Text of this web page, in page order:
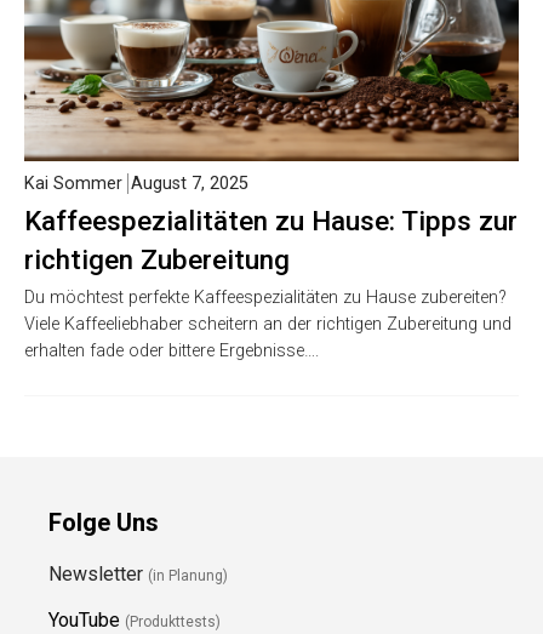
Kaffeespezialitäten zu Hause: Tipps zur
richtigen Zubereitung
Kai Sommer August 7, 2025
Du möchtest perfekte Kaffeespezialitäten zu Hause zubereiten?
Viele Kaffeeliebhaber scheitern an der richtigen Zubereitung und
erhalten fade oder bittere Ergebnisse….
Folge Uns
Newsletter (in Planung)
YouTube (Produkttests)